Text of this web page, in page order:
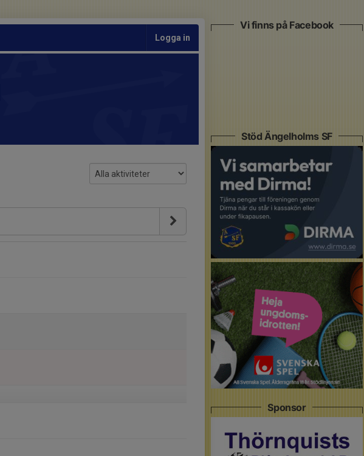
Logga in
Vi finns på Facebook
Stöd Ängelholms SF
Sponsor